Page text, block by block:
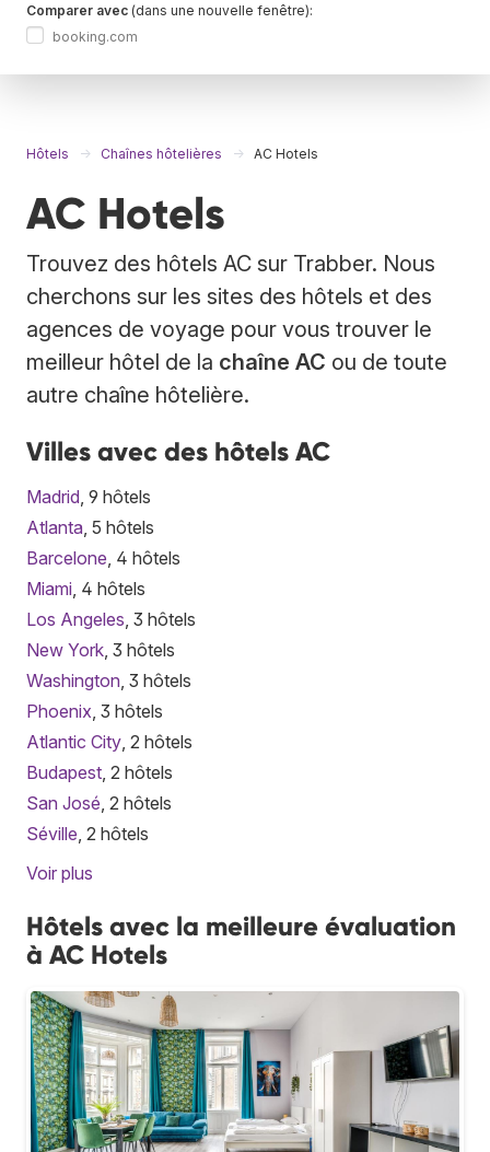
Comparer avec (dans une nouvelle fenêtre):
booking.com
Hôtels Chaînes hôtelières AC Hotels
AC Hotels
Trouvez des hôtels AC sur Trabber. Nous
cherchons sur les sites des hôtels et des
agences de voyage pour vous trouver le
meilleur hôtel de la chaîne AC ou de toute
autre chaîne hôtelière.
Villes avec des hôtels AC
Madrid , 9 hôtels
Atlanta , 5 hôtels
Barcelone , 4 hôtels
Miami , 4 hôtels
Los Angeles , 3 hôtels
New York , 3 hôtels
Washington , 3 hôtels
Phoenix , 3 hôtels
Atlantic City , 2 hôtels
Budapest , 2 hôtels
San José , 2 hôtels
Séville , 2 hôtels
Voir plus
Hôtels avec la meilleure évaluation
à AC Hotels